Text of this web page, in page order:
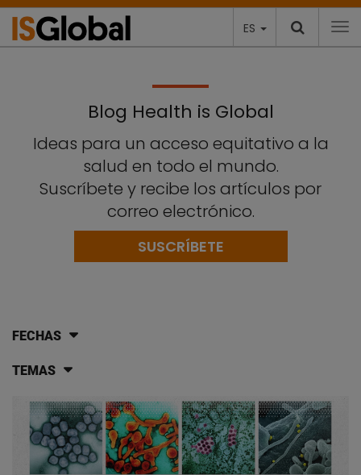
ES
Blog Health is Global
Ideas para un acceso equitativo a la
salud en todo el mundo.
Suscríbete y recibe los artículos por
correo electrónico.
SUSCRÍBETE
FECHAS
TEMAS
Lista de artículos del blog